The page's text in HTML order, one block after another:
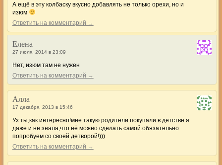
А ещё в эту колбаску вкусно добавлять не только орехи, но и
изюм
Ответить на комментарий →
Елена
27 июля, 2014 в 23:09
Нет, изюм там не нужен
Ответить на комментарий →
Алла
17 декабря, 2013 в 15:46
Ух ты,как интересно!мне такую родители покупали в детстве.я
даже и не знала,что её можно сделать самой.обязательно
попробуем со своей детворой!)))
Ответить на комментарий →